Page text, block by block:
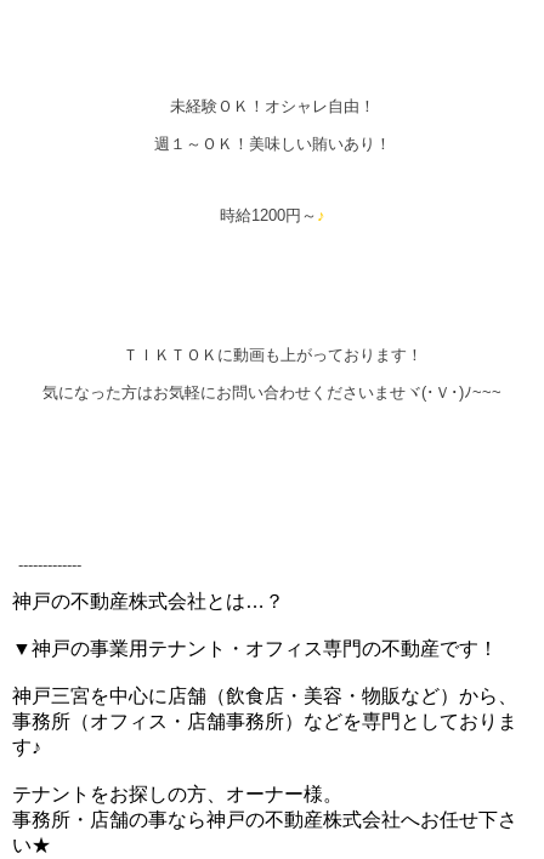
未経験ＯＫ！オシャレ自由！
週１～ＯＫ！美味しい賄いあり！
時給1200円～ ♪
ＴＩＫＴＯＫに動画も上がっております！
気になった方はお気軽にお問い合わせくださいませ ヾ(･Ｖ･)ﾉ~~~
-------------
神戸の不動産株式会社とは…？
▼神戸の事業用テナント・オフィス専門の不動産です！
神戸三宮を中心に店舗（飲食店・美容・物販など）から、
事務所（オフィス・店舗事務所）などを専門としておりま
す♪
テナントをお探しの方、オーナー様。
事務所・店舗の事なら神戸の不動産株式会社へお任せ下さ
い★